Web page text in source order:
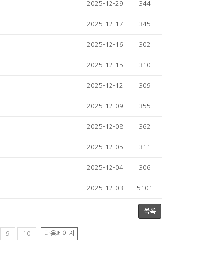
2025-12-29 344
2025-12-17 345
2025-12-16 302
2025-12-15 310
2025-12-12 309
2025-12-09 355
2025-12-08 362
2025-12-05 311
2025-12-04 306
2025-12-03 5101
목록
9 10 다음페이지